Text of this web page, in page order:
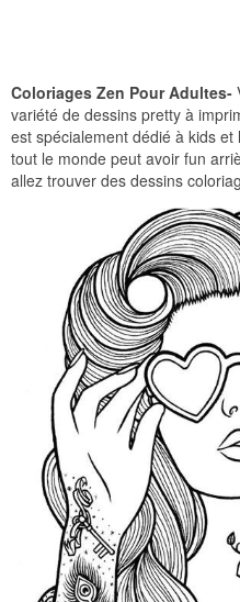
Coloriages Zen Pour Adultes-
variété de dessins pretty à
est spécialement dédié à kids
tout le monde peut avoir fun
allez trouver des dessins